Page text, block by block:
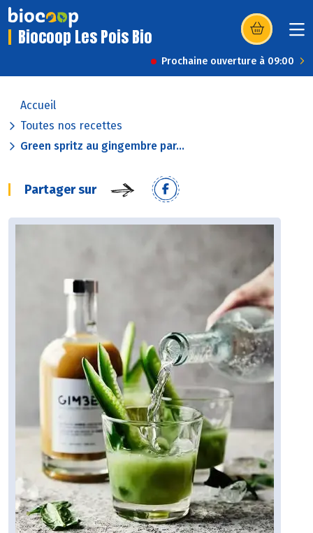
Biocoop Les Pois Bio (s’ouvre dans
Prochaine ouverture à 09:00
Accueil
Toutes nos recettes
Green spritz au gingembre par...
Partager sur